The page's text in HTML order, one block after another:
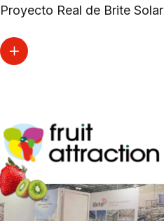
Proyecto Real de Brite Solar